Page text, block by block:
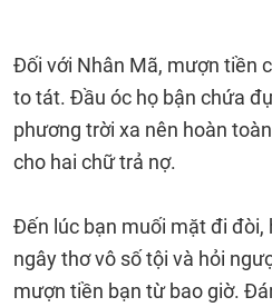
Đối với Nhân Mã, mượn tiền
to tát. Đầu óc họ bận chứa
phương trời xa nên hoàn
cho hai chữ trả nợ.
Đến lúc bạn muối mặt đi đòi,
ngây thơ vô số tội và hỏi
mượn tiền bạn từ bao giờ.